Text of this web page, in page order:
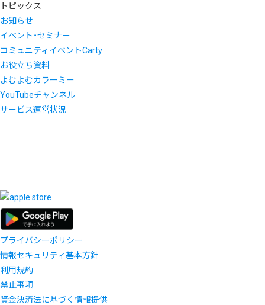
トピックス
お知らせ
イベント・セミナー
コミュニティイベントCarty
お役立ち資料
よむよむカラーミー
YouTubeチャンネル
サービス運営状況
プライバシーポリシー
情報セキュリティ基本方針
利用規約
禁止事項
資金決済法に基づく情報提供